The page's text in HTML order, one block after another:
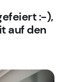
:-),
auf den